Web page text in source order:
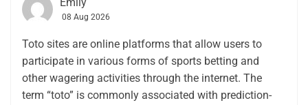
08 Aug 2026
Toto sites are online platforms that allow users to
participate in various forms of sports betting and
other wagering activities through the internet. The
term “toto” is commonly associated with prediction-